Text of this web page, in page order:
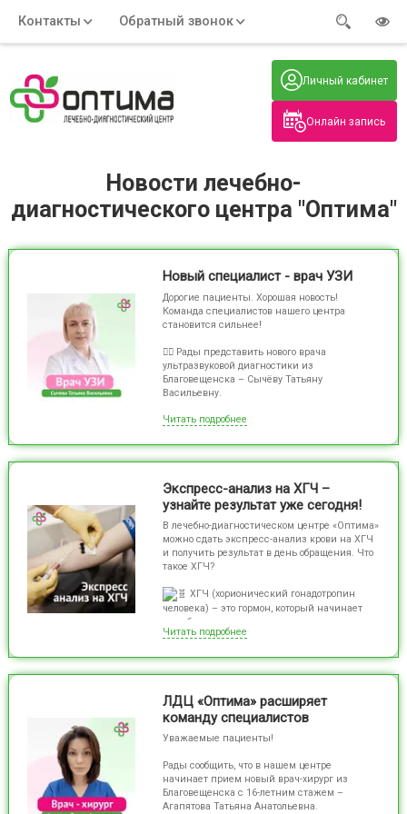
Онлайн запись
Личный кабинет
Контакты
Обратный звонок
Адрес:
Часы работы: Телефон:
+7 (914) 579-77-99
Нажмите на номер, чтобы
позвонить
Новости лечебно-
диагностического центра "Оптима"
Новый специалист - врач УЗИ
Дорогие пациенты. Хорошая новость!️
Команда специалистов нашего центра
становится сильнее!
👩‍⚕️ Рады представить нового врача
ультразвуковой диагностики из
Благовещенска – Сычёву Татьяну
Васильевну.
Врач высшей квалификационной категории
только взрослых пациентов и выполняет
широкий спектр ультразвуковых
✅ сердца и сосудов
✅ органов малого таза
✅ органов брюшной полости
✅ почек и надпочечников
✅ молочных желез
✅ щитовидной железы
✅ лимфатических узлов
Читать подробнее
Экспресс-анализ на ХГЧ –
узнайте результат уже сегодня!
В лечебно-диагностическом центре «Оптима»
можно сдать экспресс-анализ крови на ХГЧ
и получить результат в день обращения. Что
такое ХГЧ?
ХГЧ (хорионический гонадотропин
человека) – это гормон, который начинает
вырабатываться после прикрепления
эмбриона к стенке матки. Анализ крови
самых ранних сроках, когда аптечный тест
еще может не показать достоверный
Анализ на ХГЧ показывает
результат уже на 6-8й день после зачатия.
Когда рекомендуется сдать анализ на ХГЧ?
для раннего подтверждения или
исключения беременности
Читать подробнее
ЛДЦ «Оптима» расширяет
команду специалистов
Уважаемые пациенты!
Рады сообщить, что в нашем центре
начинает прием новый врач-хирург из
Благовещенска с 16-летним стажем –
Агапятова Татьяна Анатольевна.